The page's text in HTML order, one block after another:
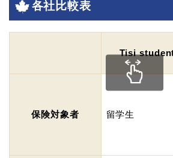
各社比較表
Tisi
保険対象者 留学生